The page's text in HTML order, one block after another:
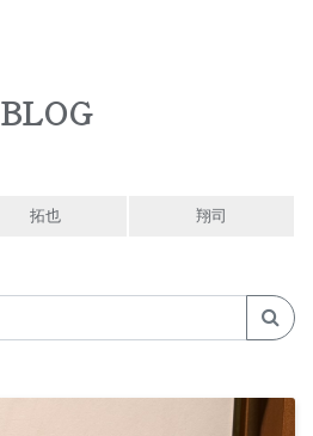
BLOG
拓也 翔司